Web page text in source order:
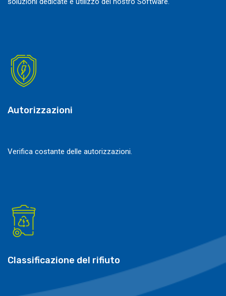
Autorizzazioni
Verifica costante delle autorizzazioni.
Classificazione del rifiuto